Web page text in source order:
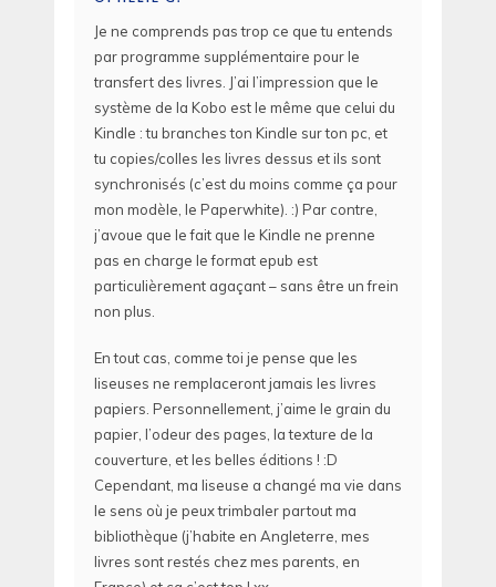
Je ne comprends pas trop ce que tu entends
par programme supplémentaire pour le
transfert des livres. J’ai l’impression que le
système de la Kobo est le même que celui du
Kindle : tu branches ton Kindle sur ton pc, et
tu copies/colles les livres dessus et ils sont
synchronisés (c’est du moins comme ça pour
mon modèle, le Paperwhite). :) Par contre,
j’avoue que le fait que le Kindle ne prenne
pas en charge le format epub est
particulièrement agaçant – sans être un frein
non plus.
En tout cas, comme toi je pense que les
liseuses ne remplaceront jamais les livres
papiers. Personnellement, j’aime le grain du
papier, l’odeur des pages, la texture de la
couverture, et les belles éditions ! :D
Cependant, ma liseuse a changé ma vie dans
le sens où je peux trimbaler partout ma
bibliothèque (j’habite en Angleterre, mes
livres sont restés chez mes parents, en